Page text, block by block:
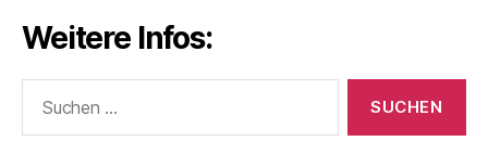
Weitere Infos:
nach: